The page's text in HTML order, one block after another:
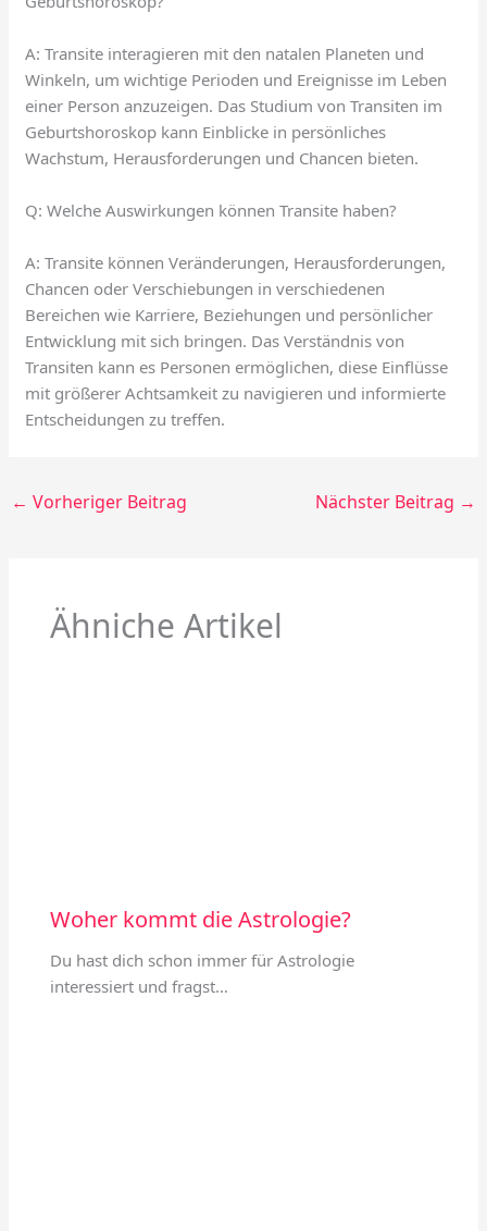
A: Transite interagieren mit den natalen Planeten und
Winkeln, um wichtige Perioden und Ereignisse im Leben
einer Person anzuzeigen. Das Studium von Transiten im
Geburtshoroskop kann Einblicke in persönliches
Wachstum, Herausforderungen und Chancen bieten.
Q: Welche Auswirkungen können Transite haben?
A: Transite können Veränderungen, Herausforderungen,
Chancen oder Verschiebungen in verschiedenen
Bereichen wie Karriere, Beziehungen und persönlicher
Entwicklung mit sich bringen. Das Verständnis von
Transiten kann es Personen ermöglichen, diese Einflüsse
mit größerer Achtsamkeit zu navigieren und informierte
Entscheidungen zu treffen.
← Vorheriger Beitrag Nächster Beitrag →
Ähniche Artikel
Woher kommt die Astrologie?
Du hast dich schon immer für Astrologie
interessiert und fragst…